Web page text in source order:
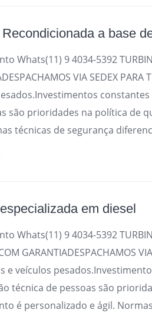
a base
Whats(11) 9 4034-5392
VIA SEDEX
são prioridades na política de
técnicas de segurança
em diesel
Whats(11) 9 4034-5392
GARANTIADESPACHAMOS
e veículos
técnica de pessoas são
é personalizado e ágil.